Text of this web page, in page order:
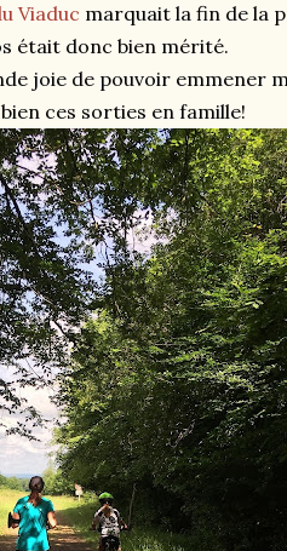
Viaduc marquait la fin de la
était donc bien mérité.
joie de pouvoir emmener
ces sorties en famille!